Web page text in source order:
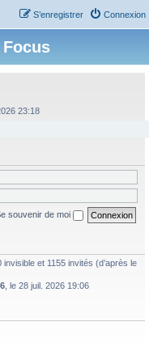
Connexion
S’enregistrer
23:18
souvenir de moi
et 1155 invités (d’après le
, le 28 juil. 2026 19:06